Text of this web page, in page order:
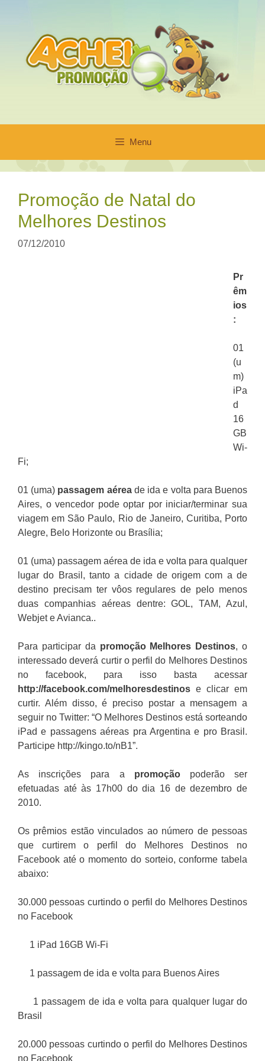
conteúdo
Menu
Promoção de Natal do
Melhores Destinos
07/12/2010
Pr
êm
ios
:
01
(u
m)
iPa
d
16
GB
Wi-
Fi;
01 (uma) passagem aéreade ida e volta para Buenos
Aires, o vencedor pode optar por iniciar/terminar sua
viagem em São Paulo, Rio de Janeiro, Curitiba, Porto
Alegre, Belo Horizonte ou Brasília;
01 (uma) passagem aérea de ida e volta para qualquer
lugar do Brasil, tanto a cidade de origem com a de
destino precisam ter vôos regulares de pelo menos
duas companhias aéreas dentre: GOL, TAM, Azul,
Webjet e Avianca..
Para participar da promoção Melhores Destinos, o
interessado deverá curtir o perfil do Melhores Destinos
no facebook, para isso basta acessar
http://facebook.com/melhoresdestinos e clicar em
curtir. Além disso, é preciso postar a mensagem a
seguir no Twitter: “O Melhores Destinos está sorteando
iPad e passagens aéreas pra Argentina e pro Brasil.
Participe http://kingo.to/nB1”.
As inscrições para a promoçãopoderão ser
efetuadas até às 17h00 do dia 16 de dezembro de
2010.
Os prêmios estão vinculados ao número de pessoas
que curtirem o perfil do Melhores Destinos no
Facebook até o momento do sorteio, conforme tabela
abaixo:
30.000 pessoas curtindo o perfil do Melhores Destinos
no Facebook
1 iPad 16GB Wi-Fi
1 passagem de ida e volta para Buenos Aires
1 passagem de ida e volta para qualquer lugar do
Brasil
20.000 pessoas curtindo o perfil do Melhores Destinos
no Facebook